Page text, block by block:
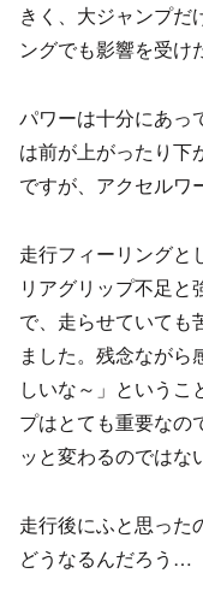
きく、大ジャンプだ
ングでも影響を受け
パワーは十分にあっ
は前が上がったり下
ですが、アクセルワ
走行フィーリングと
リアグリップ不足
で、走らせていても
ました。残念なが
しいな～」というこ
プはとても重要なの
ッと変わるのではな
走行後にふと思った
どうなるんだろう…